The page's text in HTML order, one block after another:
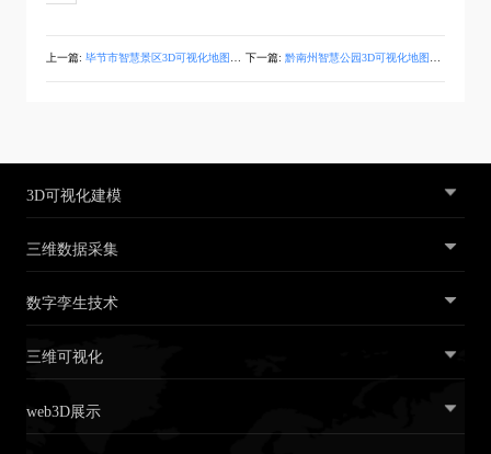
上一篇: 毕节市智慧景区3D可视化地图建模 下一篇: 黔南州智慧公园3D可视化地图建模
3D可视化建模
三维数据采集
数字孪生技术
三维可视化
web3D展示